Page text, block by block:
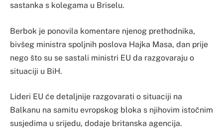
sastanka s kolegama u Briselu.
Berbok je ponovila komentare njenog prethodnika,
bivšeg ministra spoljnih poslova Hajka Masa, dan prije
nego što su se sastali ministri EU da razgovaraju o
situaciji u BiH.
Lideri EU će detaljnije razgovarati o situaciji na
Balkanu na samitu evropskog bloka s njihovim istočnim
susjedima u srijedu, dodaje britanska agencija.